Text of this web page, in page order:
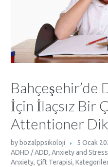
Bahçeşehir’de
İçin İlaçsız Bir
Attentioner
by bozalppsikoloji
5 Ocak
ADHD / ADD,Anxiety and Stress
Anxiety,Çift Terapisi,